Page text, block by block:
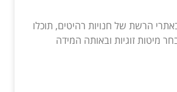
הרשת של חנויות רהיטים, תוכלו
מיטות זוגיות ובאותה המידה